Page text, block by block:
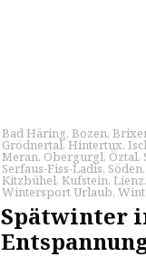
Bad Häring, Bozen,
Grödnertal,Hintertux,
Meran, Obergurgl, Öztal,
Serfaus-Fiss-Ladis, Söden,
Kitzbühel, Kufstein, Lienz,
Wintersport Urlaub,
Spätwinter